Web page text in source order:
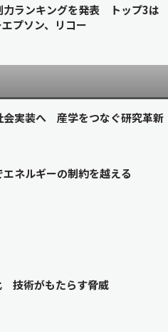
力ランキングを発表 トップ3は
プソン、リコー
会実装へ 産学をつなぐ研究革新
ネルギーの制約を越える
技術がもたらす脅威